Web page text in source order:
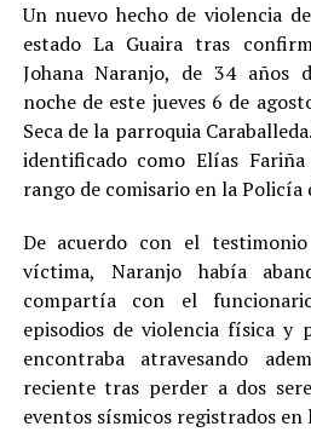
Un nuevo hecho de violencia
estado La Guaira tras
Johana Naranjo, de 34 años
noche de este jueves 6 de
Seca de la parroquia
identificado como Elías
rango de comisario en la Policía
De acuerdo con el
víctima, Naranjo había
compartía con el
episodios de violencia física y
encontraba atravesando
reciente tras perder a dos
eventos sísmicos registrados en